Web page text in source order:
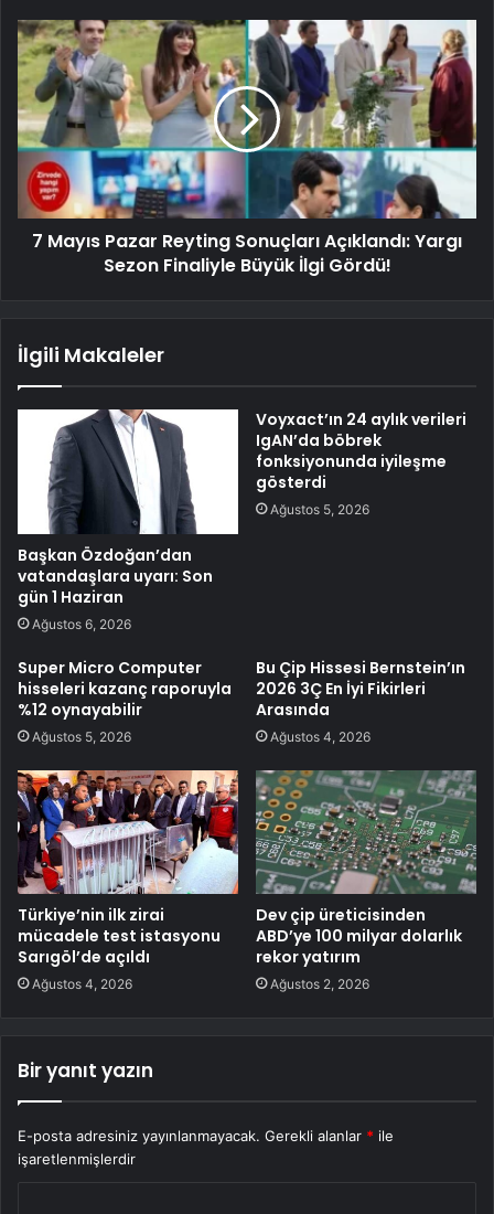
7 Mayıs Pazar Reyting Sonuçları Açıklandı: Yargı
Sezon Finaliyle Büyük İlgi Gördü!
İlgili Makaleler
Başkan Özdoğan’dan
vatandaşlara uyarı: Son
gün 1 Haziran
Ağustos 6, 2026
Voyxact’ın 24 aylık verileri
IgAN’da böbrek
fonksiyonunda iyileşme
gösterdi
Ağustos 5, 2026
Super Micro Computer
hisseleri kazanç raporuyla
%12 oynayabilir
Ağustos 5, 2026
Bu Çip Hissesi Bernstein’ın
2026 3Ç En İyi Fikirleri
Arasında
Ağustos 4, 2026
Türkiye’nin ilk zirai
mücadele test istasyonu
Sarıgöl’de açıldı
Ağustos 4, 2026
Dev çip üreticisinden
ABD’ye 100 milyar dolarlık
rekor yatırım
Ağustos 2, 2026
Bir yanıt yazın
E-posta adresiniz yayınlanmayacak. Gerekli alanlar * ile
işaretlenmişlerdir